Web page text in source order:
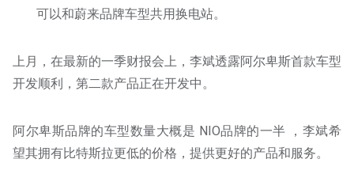
可以和蔚来品牌车型共用换电站。
上月，在最新的一季财报会上，李斌透露阿尔卑斯首款车型
开发顺利，第二款产品正在开发中。
阿尔卑斯品牌的车型数量大概是 NIO品牌的一半 ，李斌希
望其拥有比特斯拉更低的价格，提供更好的产品和服务。